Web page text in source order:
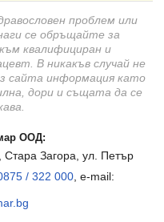
проблем или
се обръщайте за
квалифициран и
В никакъв случай не
сайта информация като
дори и същата да се
ООД:
Загора, ул. Петър
/ 322 000, e-mail: